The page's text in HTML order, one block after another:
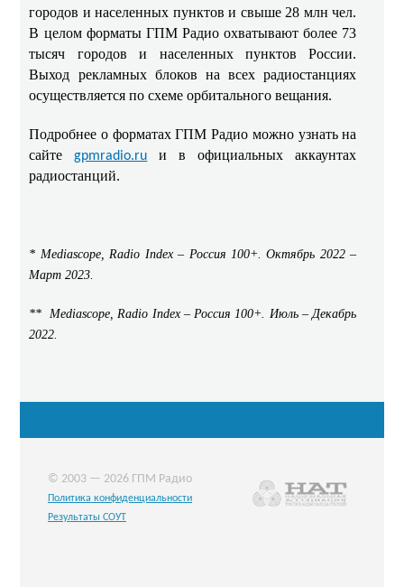
городов и населенных пунктов и свыше 28 млн чел.
В целом форматы ГПМ Радиоохватывают более 73
тысяч городов и населенных пунктов России.
Выход рекламных блоков на всех радиостанциях
осуществляется по схеме орбитального вещания.
Подробнее о форматах ГПМ Радио можно узнать на
сайтеgpmradio.ru и в официальных аккаунтах
радиостанций.
* Mediascope, Radio Index – Россия 100+.Октябрь 2022 –
Март 2023.
** Mediascope, Radio Index – Россия 100+. Июль – Декабрь
2022.
© 2003 — 2026 ГПМ Радио
Политика конфиденциальности
Результаты СОУТ